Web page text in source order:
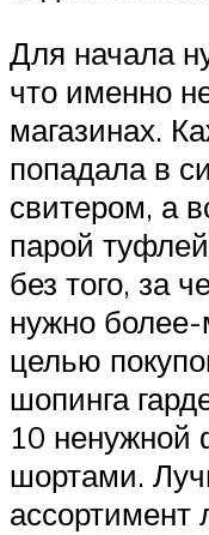
Для начала
что именно
магазинах.
попадала в
свитером, а
парой
без того, за
нужно
целью
шопинга
10 ненужной
шортами.